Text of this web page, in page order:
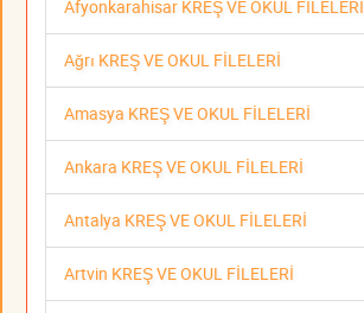
Afyonkarahisar KREŞ VE OKUL FİLELERİ
Ağrı KREŞ VE OKUL FİLELERİ
Amasya KREŞ VE OKUL FİLELERİ
Ankara KREŞ VE OKUL FİLELERİ
Antalya KREŞ VE OKUL FİLELERİ
Artvin KREŞ VE OKUL FİLELERİ